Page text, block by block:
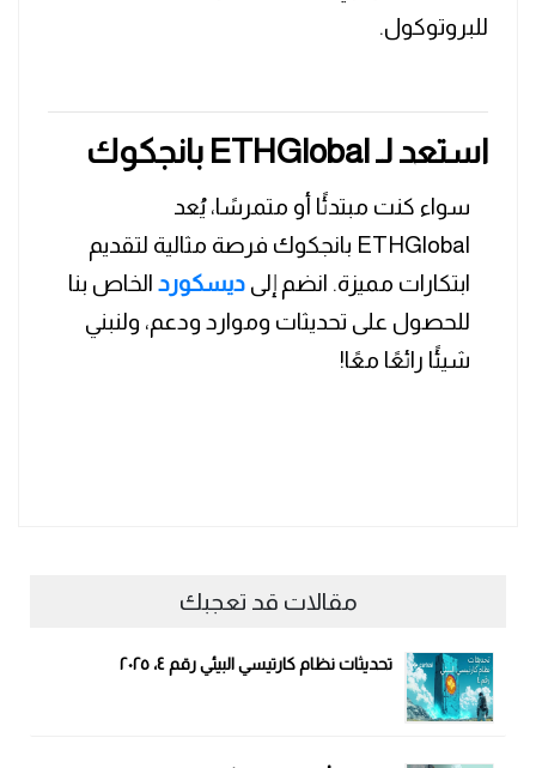
للبروتوكول.
استعد لـ ETHGlobal بانجكوك
سواء كنت مبتدئًا أو متمرسًا، يُعد
ETHGlobal بانجكوك فرصة مثالية لتقديم
ابتكارات مميزة. انضم إلى ديسكورد الخاص بنا
للحصول على تحديثات وموارد ودعم، ولنبني
شيئًا رائعًا معًا!
مقالات قد تعجبك
تحديثات نظام كارتيسي البيئي رقم ٤، ٢٠٢٥